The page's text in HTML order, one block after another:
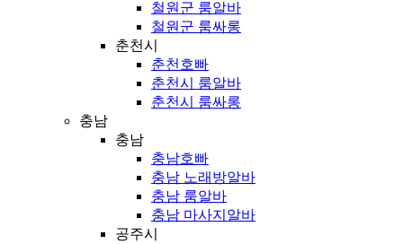
철원군 룸알바
철원군 룸싸롱
춘천시
춘천호빠
춘천시 룸알바
춘천시 룸싸롱
충남
충남
충남호빠
충남 노래방알바
충남 룸알바
충남 마사지알바
공주시